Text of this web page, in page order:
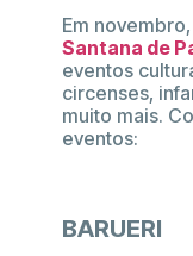
Em
Santana de
eventos
circenses,
muito mais.
eventos:
BARUERI